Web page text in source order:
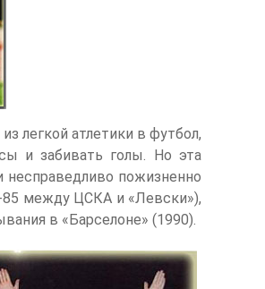
легкой атлетики в футбол,
и забивать голы. Но эта
несправедливо пожизненно
85 между ЦСКА и «Левски»),
в «Барселоне» (1990).